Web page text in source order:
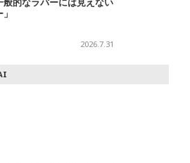
的なラバーには見えない
2026.7.31